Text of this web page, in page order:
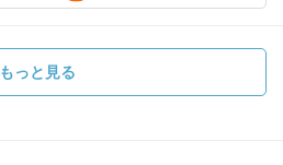
もっと見る